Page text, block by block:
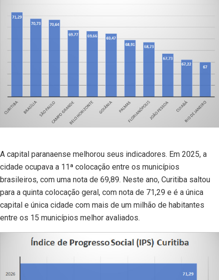
A capital paranaense melhorou seus indicadores. Em 2025, a
cidade ocupava a 11ª colocação entre os municípios
brasileiros, com uma nota de 69,89. Neste ano, Curitiba saltou
para a quinta colocação geral, com nota de 71,29 e é a única
capital e única cidade com mais de um milhão de habitantes
entre os 15 municípios melhor avaliados.